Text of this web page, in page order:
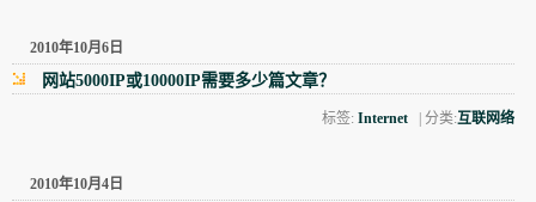
2010年10月6日
网站5000IP或10000IP需要多少篇文章？
标签:Internet | 分类:互联网络
2010年10月4日